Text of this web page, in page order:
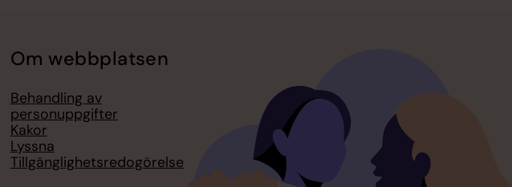
Om webbplatsen
Behandling av
personuppgifter
Kakor
Lyssna
Tillgänglighetsredogörelse